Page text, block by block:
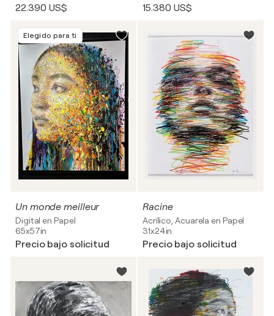
22.390 US$ 15.380 US$
Elegido para ti
Un monde meilleur
Digital en Papel
65x57in
Precio bajo solicitud
Racine
Acrílico, Acuarela en Papel
31x24in
Precio bajo solicitud